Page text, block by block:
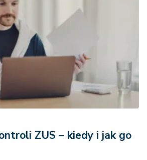
ZUS – kiedy i jak go